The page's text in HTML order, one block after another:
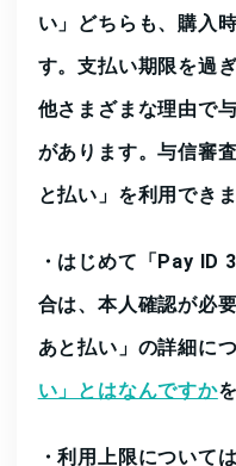
い」どちらも、購入
す。支払い期限を過
他さまざまな理由で
があります。与信審
と払い」を利用できま
・はじめて「Pay ID
合は、本人確認が必
あと払い」の詳細に
い」とはなんですか
・利用上限について